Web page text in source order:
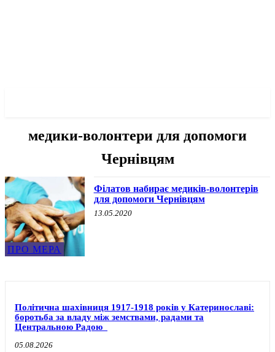
медики-волонтери для допомоги
Чернівцям
ПРО МЕРА
Філатов набирає медиків-волонтерів
для допомоги Чернівцям
13.05.2020
Політична шахівниця 1917-1918 років у Катеринославі:
боротьба за владу між земствами, радами та
Центральною Радою
05.08.2026